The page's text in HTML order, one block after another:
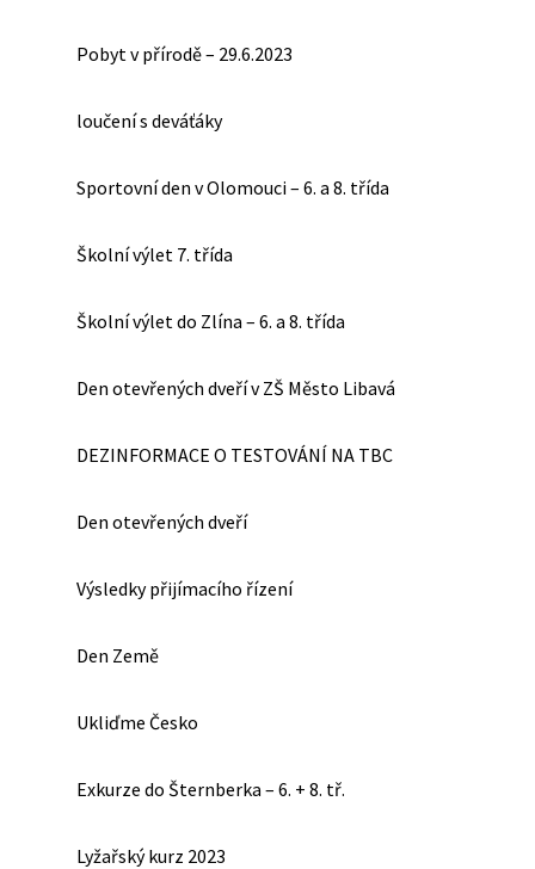
Pobyt v přírodě – 29.6.2023
loučení s deváťáky
Sportovní den v Olomouci – 6. a 8. třída
Školní výlet 7. třída
Školní výlet do Zlína – 6. a 8. třída
Den otevřených dveří v ZŠ Město Libavá
DEZINFORMACE O TESTOVÁNÍ NA TBC
Den otevřených dveří
Výsledky přijímacího řízení
Den Země
Ukliďme Česko
Exkurze do Šternberka – 6. + 8. tř.
Lyžařský kurz 2023